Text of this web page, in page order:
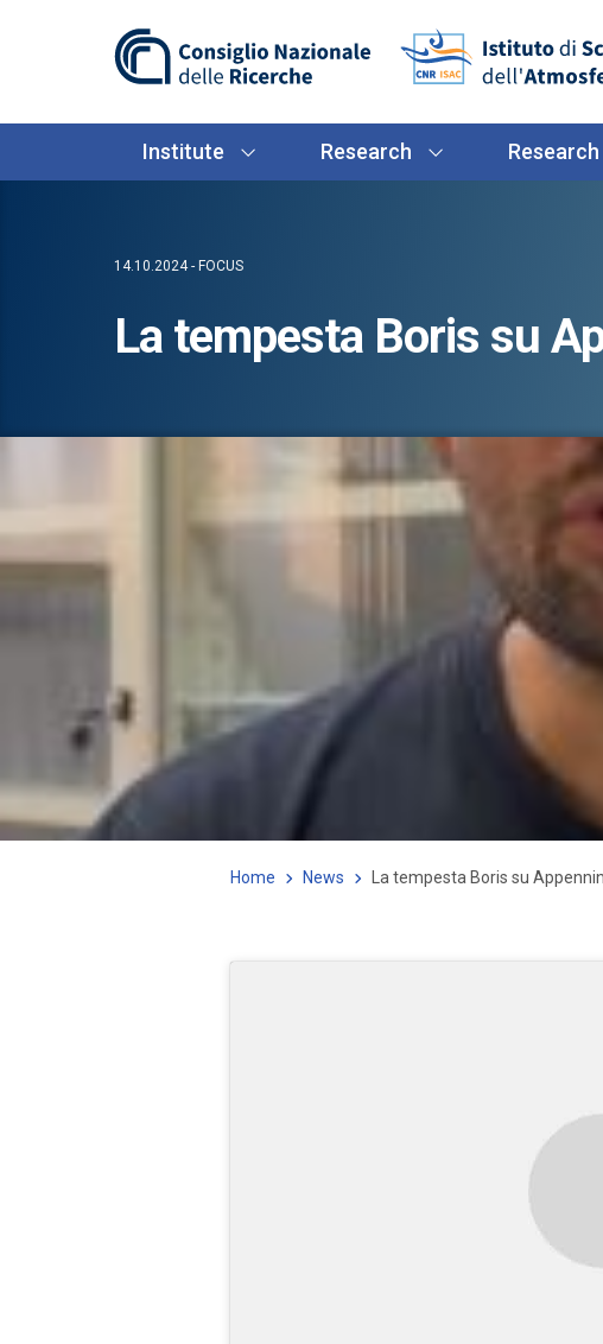
Institute Research
14.10.2024 - FOCUS
La tempesta Boris su
Home News La tempesta Boris su